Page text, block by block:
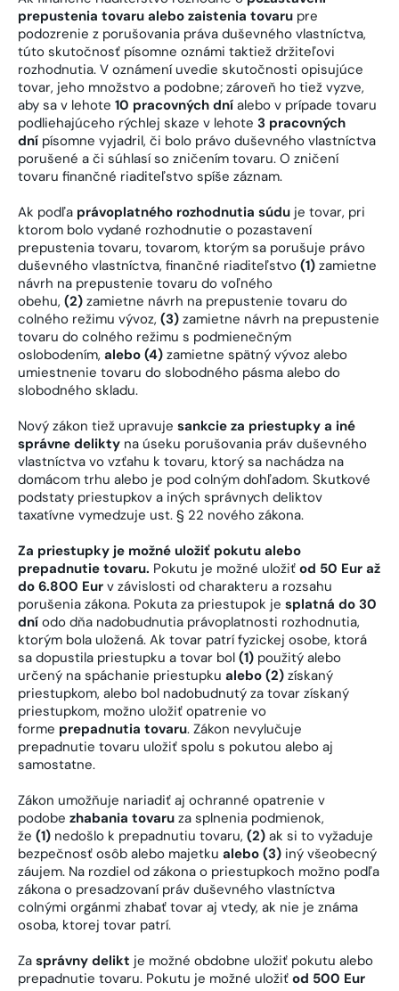
prepustenia tovaru alebo zaistenia tovaru pre
podozrenie z porušovania práva duševného vlastníctva,
túto skutočnosť písomne oznámi taktiež držiteľovi
rozhodnutia. V oznámení uvedie skutočnosti opisujúce
tovar, jeho množstvo a podobne; zároveň ho tiež vyzve,
aby sa v lehote 10 pracovných dní alebo v prípade tovaru
podliehajúceho rýchlej skaze v lehote 3 pracovných
dní písomne vyjadril, či bolo právo duševného vlastníctva
porušené a či súhlasí so zničením tovaru. O zničení
tovaru finančné riaditeľstvo spíše záznam.
Ak podľa právoplatného rozhodnutia súdu je tovar, pri
ktorom bolo vydané rozhodnutie o pozastavení
prepustenia tovaru, tovarom, ktorým sa porušuje právo
duševného vlastníctva, finančné riaditeľstvo (1) zamietne
návrh na prepustenie tovaru do voľného
obehu, (2) zamietne návrh na prepustenie tovaru do
colného režimu vývoz, (3) zamietne návrh na prepustenie
tovaru do colného režimu s podmienečným
oslobodením, alebo (4) zamietne spätný vývoz alebo
umiestnenie tovaru do slobodného pásma alebo do
slobodného skladu.
Nový zákon tiež upravuje sankcie za priestupky a iné
správne delikty na úseku porušovania práv duševného
vlastníctva vo vzťahu k tovaru, ktorý sa nachádza na
domácom trhu alebo je pod colným dohľadom. Skutkové
podstaty priestupkov a iných správnych deliktov
taxatívne vymedzuje ust. § 22 nového zákona.
Za priestupky je možné uložiť pokutu alebo
prepadnutie tovaru. Pokutu je možné uložiť od 50 Eur až
do 6.800 Eur v závislosti od charakteru a rozsahu
porušenia zákona. Pokuta za priestupok je splatná do 30
dní odo dňa nadobudnutia právoplatnosti rozhodnutia,
ktorým bola uložená. Ak tovar patrí fyzickej osobe, ktorá
sa dopustila priestupku a tovar bol (1) použitý alebo
určený na spáchanie priestupku alebo (2) získaný
priestupkom, alebo bol nadobudnutý za tovar získaný
priestupkom, možno uložiť opatrenie vo
forme prepadnutia tovaru. Zákon nevylučuje
prepadnutie tovaru uložiť spolu s pokutou alebo aj
samostatne.
Zákon umožňuje nariadiť aj ochranné opatrenie v
podobe zhabania tovaru za splnenia podmienok,
že (1) nedošlo k prepadnutiu tovaru, (2) ak si to vyžaduje
bezpečnosť osôb alebo majetku alebo (3) iný všeobecný
záujem. Na rozdiel od zákona o priestupkoch možno podľa
zákona o presadzovaní práv duševného vlastníctva
colnými orgánmi zhabať tovar aj vtedy, ak nie je známa
osoba, ktorej tovar patrí.
Za správny delikt je možné obdobne uložiť pokutu alebo
prepadnutie tovaru. Pokutu je možné uložiť od 500 Eur